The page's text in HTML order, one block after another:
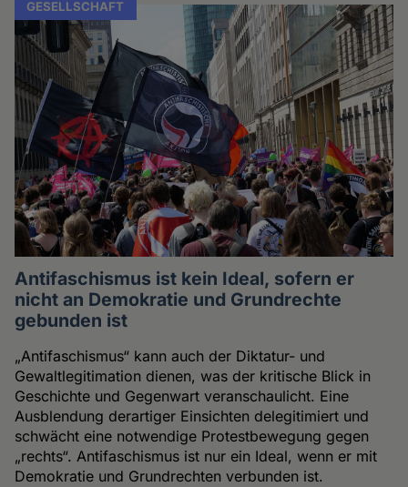
GESELLSCHAFT
Antifaschismus ist kein Ideal, sofern er
nicht an Demokratie und Grundrechte
gebunden ist
„Antifaschismus“ kann auch der Diktatur- und
Gewaltlegitimation dienen, was der kritische Blick in
Geschichte und Gegenwart veranschaulicht. Eine
Ausblendung derartiger Einsichten delegitimiert und
schwächt eine notwendige Protestbewegung gegen
„rechts“. Antifaschismus ist nur ein Ideal, wenn er mit
Demokratie und Grundrechten verbunden ist.